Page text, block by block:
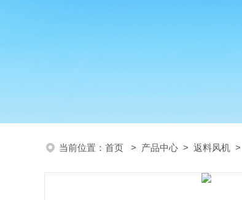
当前位置： 首页 > 产品中心 > 返料风机 >